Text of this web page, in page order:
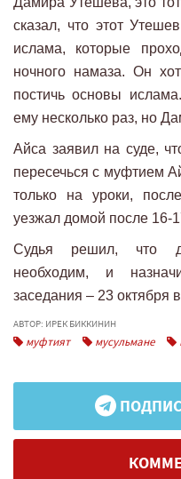
сказал, что этот
ислама, которые
ночного намаза. Он
постичь основы
ему несколько раз, но
Айса заявил на суде,
пересечься с муфтием
только на уроки,
уезжал домой после 16-
Судья решил, что
необходим, и
заседания – 23 октября
АВТОР: ИРЕК БИККИНИН
муфтият мусульмане